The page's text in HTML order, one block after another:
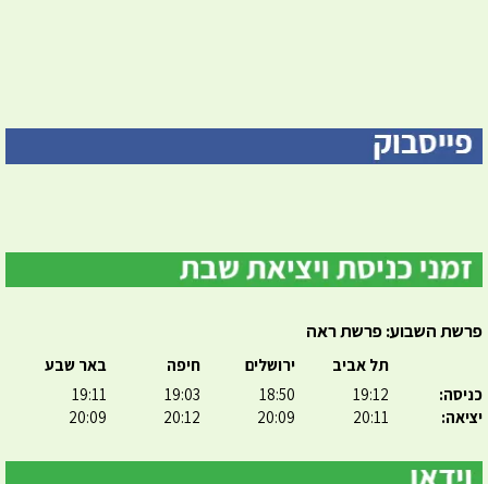
פרשת השבוע: פרשת ראה
כניסה:
יציאה:
תל אביב
19:12
20:11
ירושלים
18:50
20:09
חיפה
19:03
20:12
באר שבע
19:11
20:09